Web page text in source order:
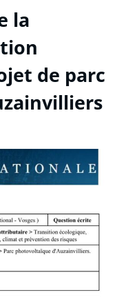
la
de parc